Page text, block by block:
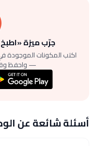
جرّب ميزة
اكتب المكونات الموجودة
— واحفظ
أسئلة شائعة عن